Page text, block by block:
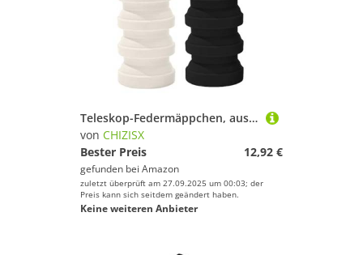
Teleskop-Federmäppchen, ausziehbare Stifteetui, Reißverschluss, Silikontasche, Standhalter für Kinder, Studenten, 2 Stück, C
von CHIZISX
Bester Preis
12,92 €
gefunden bei Amazon
zuletzt überprüft am 27.09.2025 um 00:03; der
Preis kann sich seitdem geändert haben.
Keine weiteren Anbieter